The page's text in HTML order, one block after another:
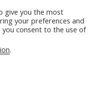
give you the most
your preferences and
you consent to the use of
.